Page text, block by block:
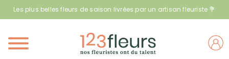
Les plus belles fleurs de saison livrées par un artisan fleuriste 💐
Menu